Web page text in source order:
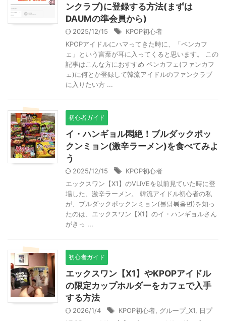
ンクラブ)に登録する方法(まずは
DAUMの準会員から)
2025/12/15
KPOP初心者
KPOPアイドルにハマってきた時に、「ペンカフ
ェ」という言葉が耳に入ってくると思います。 この
記事はこんな方におすすめ ペンカフェ(ファンカフ
ェ)に何とか登録して韓流アイドルのファンクラブ
に入りたい方 ...
初心者ガイド
イ・ハンギョル悶絶！ブルダックポッ
クンミョン(激辛ラーメン)を食べてみよ
う
2025/12/15
KPOP初心者
エックスワン【X1】のVLIVEを以前見ていた時に登
場した、激辛ラーメン。 韓流アイドル初心者の私
が、ブルダックポックンミョン(불닭볶음면)を知っ
たのは、エックスワン【X1】のイ・ハンギョルさん
がきっ ...
初心者ガイド
エックスワン【X1】やKPOPアイドル
の限定カップホルダーをカフェで入手
する方法
2026/1/4 KPOP初心者 グループ_X1
日プ